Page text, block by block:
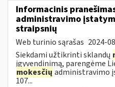
Informacinis
administravimo
straipsnių
Web turinio sąrašas 2024-
Siekdami užtikrinti sklandų
įgyvendinimą, parengėme
mokesčių administravimo
107...